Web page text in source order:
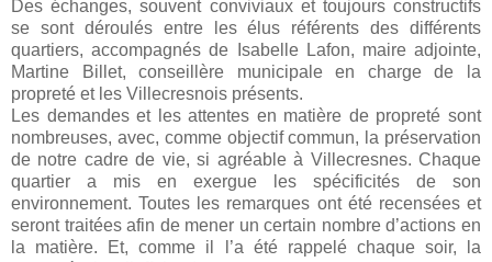
Des échanges, souvent conviviaux et toujours constructifs
se sont déroulés entre les élus référents des différents
quartiers, accompagnés de Isabelle Lafon, maire adjointe,
Martine Billet, conseillère municipale en charge de la
propreté et les Villecresnois présents.
Les demandes et les attentes en matière de propreté sont
nombreuses, avec, comme objectif commun, la préservation
de notre cadre de vie, si agréable à Villecresnes. Chaque
quartier a mis en exergue les spécificités de son
environnement. Toutes les remarques ont été recensées et
seront traitées afin de mener un certain nombre d’actions en
la matière. Et, comme il l’a été rappelé chaque soir, la